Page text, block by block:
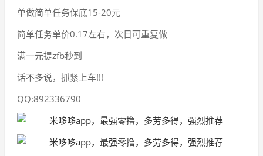
单做简单任务保底15-20元
简单任务单价0.17左右，次日可重复做
满一元提zfb秒到
话不多说，抓紧上车!!!
QQ:892336790